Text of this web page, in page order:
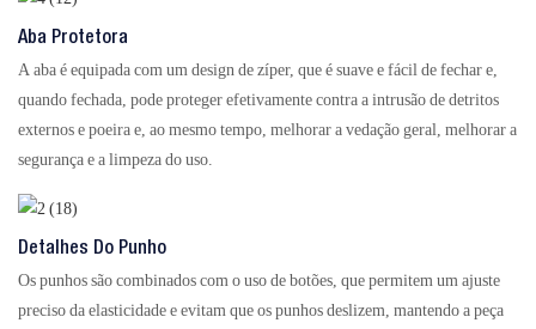
Aba Protetora
A aba é equipada com um design de zíper, que é suave e fácil de fechar e,
quando fechada, pode proteger efetivamente contra a intrusão de detritos
externos e poeira e, ao mesmo tempo, melhorar a vedação geral, melhorar a
segurança e a limpeza do uso.
Detalhes Do Punho
Os punhos são combinados com o uso de botões, que permitem um ajuste
preciso da elasticidade e evitam que os punhos deslizem, mantendo a peça